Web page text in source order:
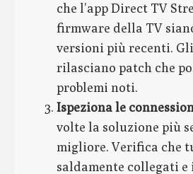
che l’app Direct TV
firmware della TV
versioni più recenti.
rilasciano patch che
problemi noti.
Ispeziona le
volte la soluzione più
migliore. Verifica che
saldamente collegati e